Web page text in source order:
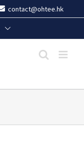
contact@ohtee.hk